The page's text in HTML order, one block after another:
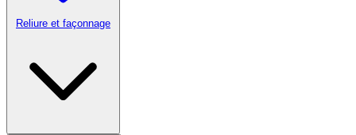
Reliure et façonnage